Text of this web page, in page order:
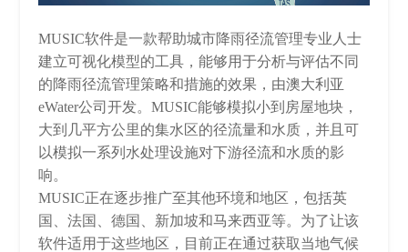
MUSIC软件是一款帮助城市降雨径流管理专业人士
建立可视化模型的工具，能够用于分析与评估不同
的降雨径流管理策略和措施的效果 ，由澳大利亚
eWater公司开发。MUSIC能够模拟小到房屋地块，
大到几平方公里的集水区的径流量和水质，并且可
以模拟一系列水处理设施对下游径流和水质的影
响。
MUSIC正在逐步推广至其他环境和地区，包括英
国、法国、德国、新加坡和马来西亚等。为了让该
软件适用于这些地区，目前正在通过获取当地气候